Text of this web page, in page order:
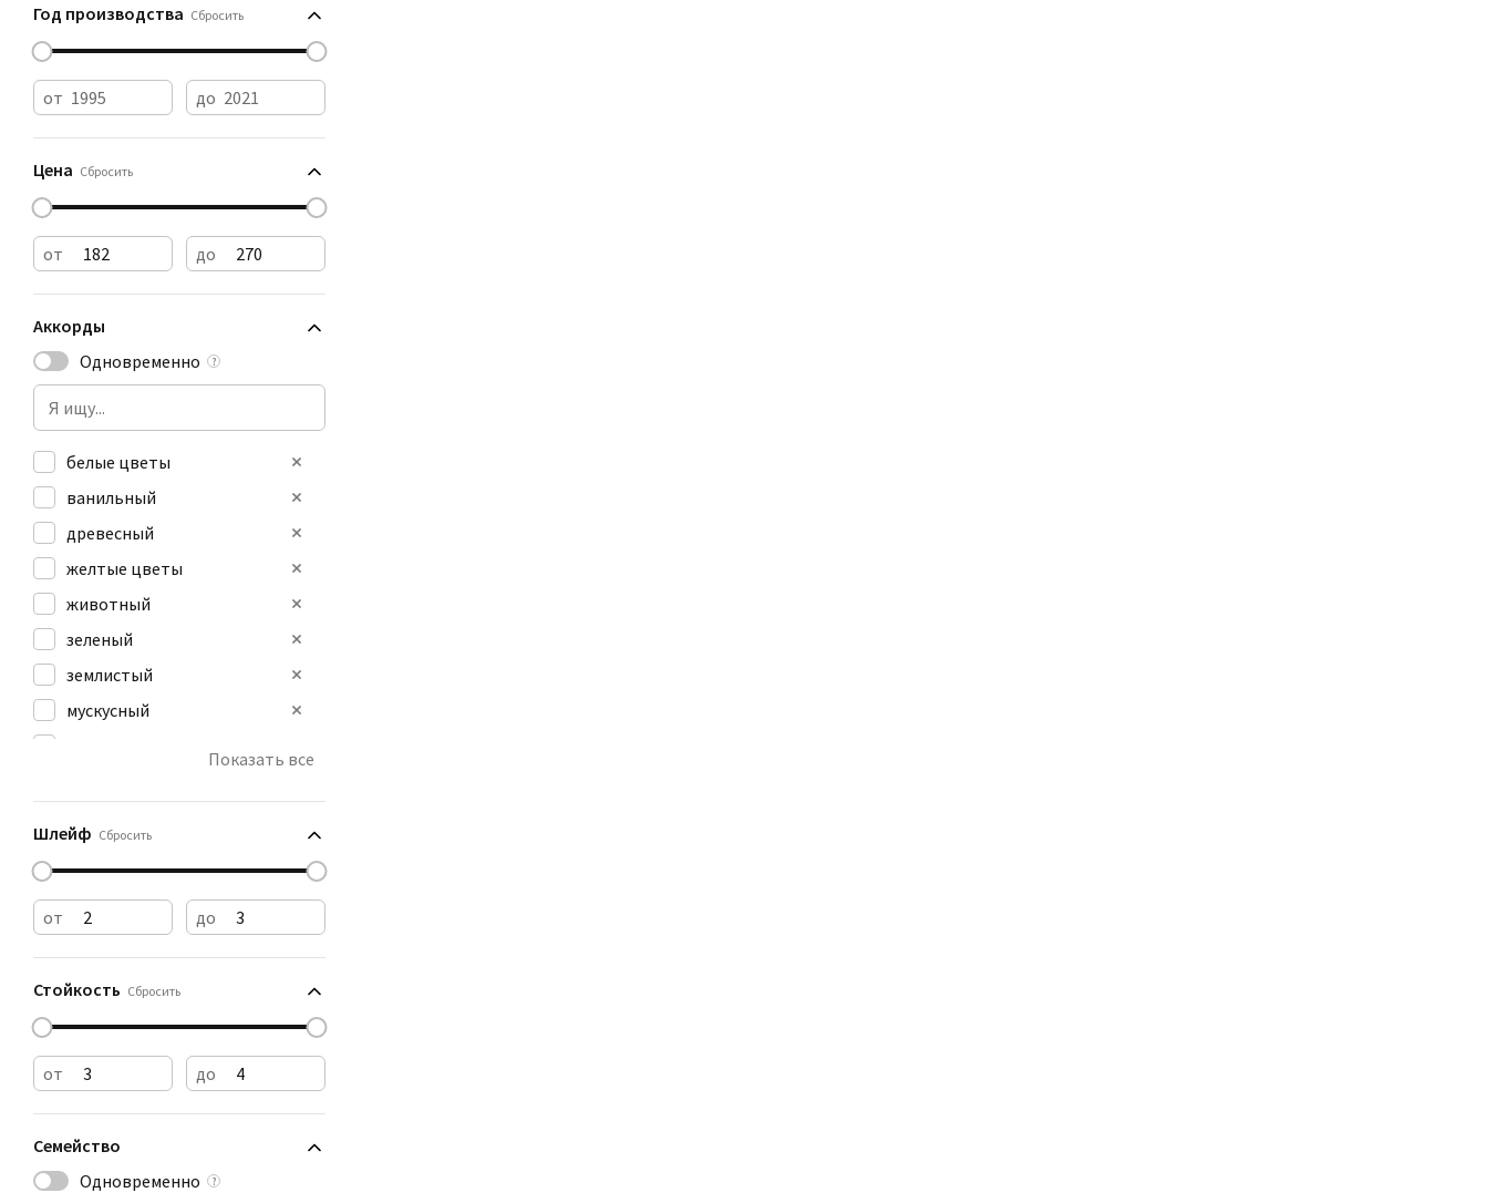
Год производства Сбросить
от до
Цена Сбросить
от до
Аккорды
Одновременно
?
белые цветы
ванильный
древесный
желтые цветы
животный
зеленый
землистый
мускусный
Показать все
Шлейф Сбросить
от до
Стойкость Сбросить
от до
Семейство
Одновременно
?